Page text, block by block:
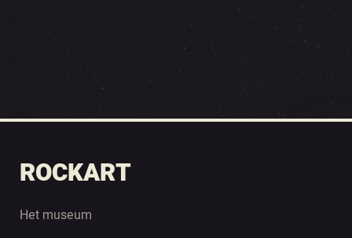
ROCKART
Het museum